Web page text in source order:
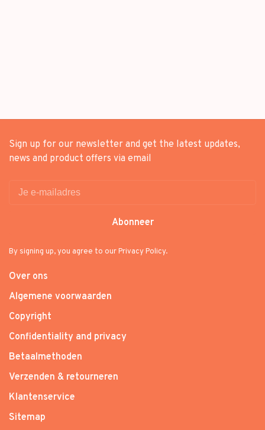
Sign up for our newsletter and get the latest updates,
news and product offers via email
Abonneer
By signing up, you agree to our Privacy Policy.
Over ons
Algemene voorwaarden
Copyright
Confidentiality and privacy
Betaalmethoden
Verzenden & retourneren
Klantenservice
Sitemap